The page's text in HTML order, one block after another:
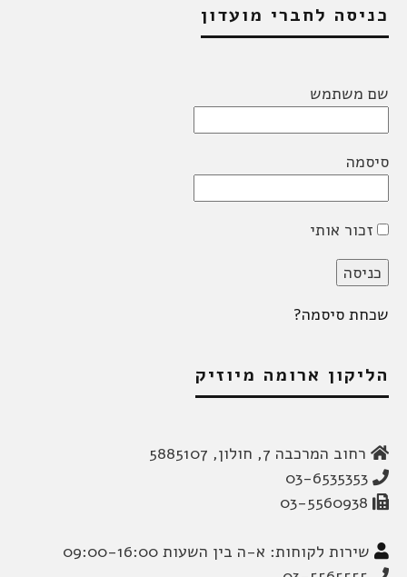
כניסה לחברי מועדון
שם משתמש
סיסמה
זכור אותי
שכחת סיסמה?
הליקון ארומה מיוזיק
רחוב המרכבה 7, חולון, 5885107
שירות לקוחות: א-ה בין השעות 09:00-16:00